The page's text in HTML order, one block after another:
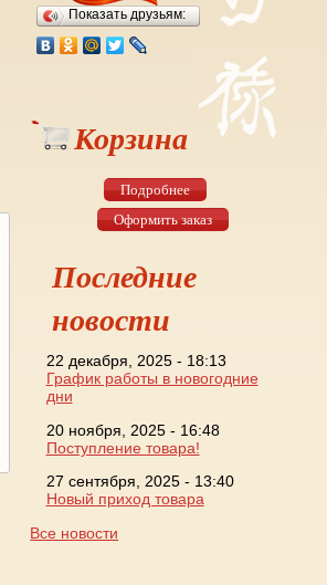
Показать друзьям:
Корзина
Подробнее
Оформить заказ
Последние
новости
22 декабря, 2025 - 18:13
График работы в новогодние
дни
20 ноября, 2025 - 16:48
Поступление товара!
27 сентября, 2025 - 13:40
Новый приход товара
Все новости